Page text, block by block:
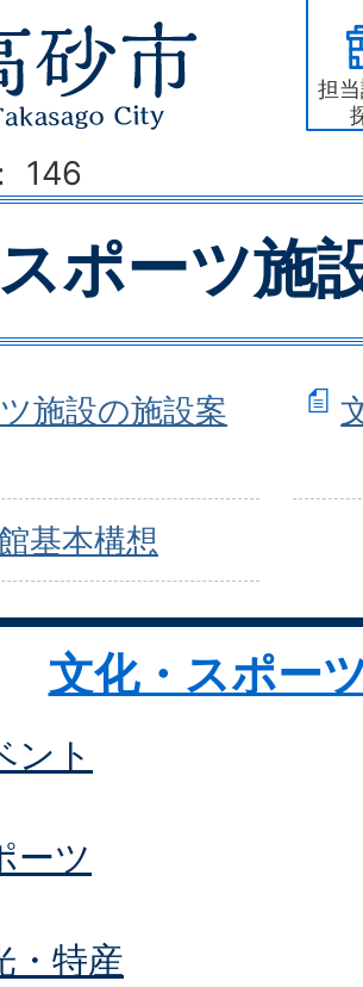
担
146
ポーツ施
施設の施設案
基本構想
文化・スポー
ント
ーツ
・特産